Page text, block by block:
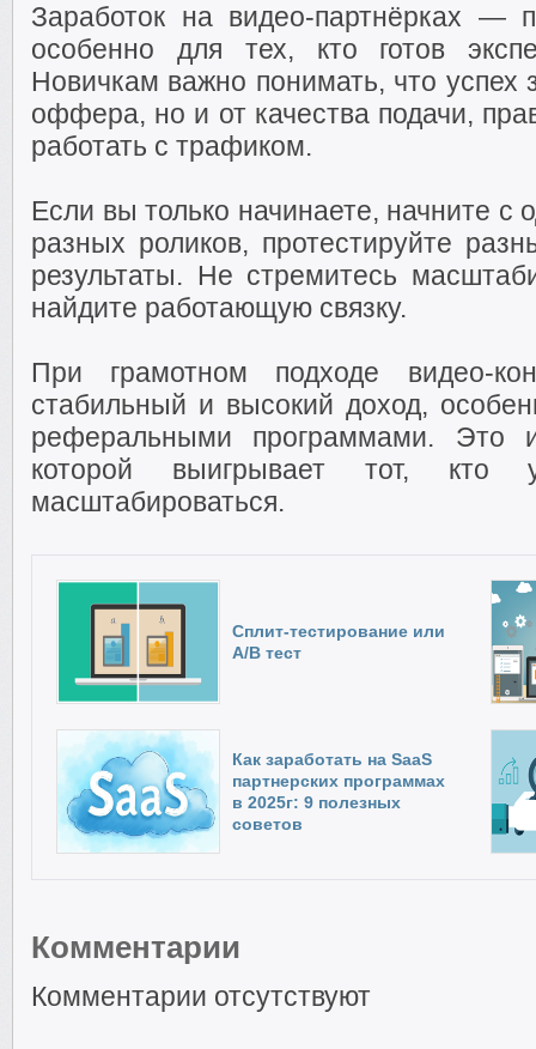
Заработок на видео-партнёрках —
особенно для тех, кто готов
Новичкам важно понимать, что успех
оффера, но и от качества подачи,
работать с трафиком.
Если вы только начинаете, начните
разных роликов, протестируйте
результаты. Не стремитесь
найдите работающую связку.
При грамотном подходе видео-
стабильный и высокий доход,
реферальными программами. Это
которой выигрывает тот, кто
масштабироваться.
Сплит-тестирование или
А/В тест
Как заработать на SaaS
партнерских программах
в 2025г: 9 полезных
советов
Комментарии
Комментарии отсутствуют